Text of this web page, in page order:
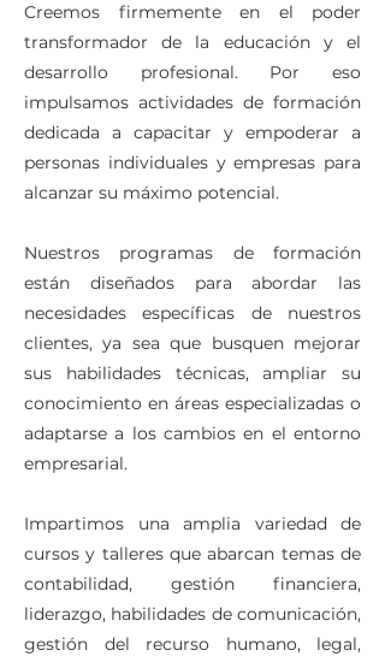
Creemos firmemente en el poder
transformador de la educación y el
desarrollo profesional. Por eso
impulsamos actividades de formación
dedicada a capacitar y empoderar a
personas individuales y empresas para
alcanzar su máximo potencial.
Nuestros programas de formación
están diseñados para abordar las
necesidades específicas de nuestros
clientes, ya sea que busquen mejorar
sus habilidades técnicas, ampliar su
conocimiento en áreas especializadas o
adaptarse a los cambios en el entorno
empresarial.
Impartimos una amplia variedad de
cursos y talleres que abarcan temas de
contabilidad, gestión financiera,
liderazgo, habilidades de comunicación,
gestión del recurso humano, legal,